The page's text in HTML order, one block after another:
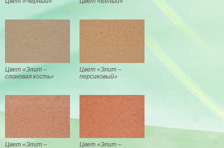
Цвет «Элит –
слоновая кость»
Цвет «Элит –
персиковый»
Цвет «Элит –
Цвет «Элит –